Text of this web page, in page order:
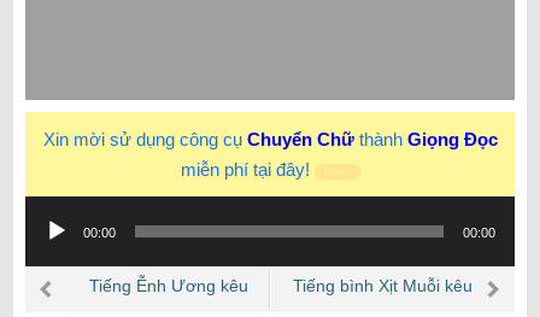
Xin mời sử dụng công cụ Chuyển Chữthành Giọng Đọc
miễn phí tại đây!
phát
âm
thanh
00:00 00:00
Tiếng Ễnh Ương kêu
Tiếng bình Xịt Muỗi kêu